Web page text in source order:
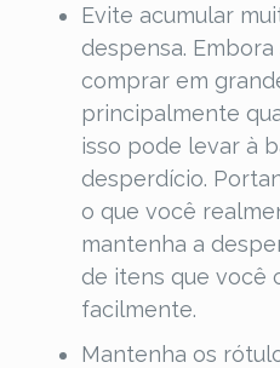
Evite acumular
despensa.
comprar em
principalmente
isso pode levar à
desperdício.
o que você
mantenha a
de itens que você
facilmente.
Mantenha os